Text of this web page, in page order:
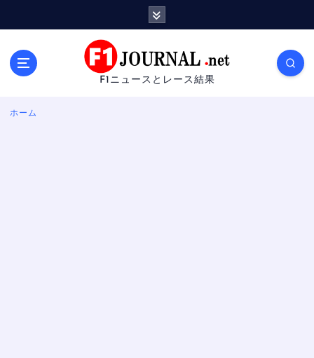
F1ニュースとレース結果
ホーム